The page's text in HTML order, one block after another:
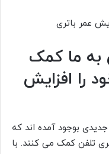
به ما کمک
را افزایش
بوجود آمده اند که
تلفن کمک می کنند. با